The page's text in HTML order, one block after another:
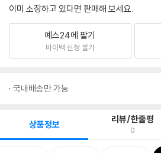
이미 소장하고 있다면 판매해 보세요.
예스24에 팔기
바이백 신청 불가
국내배송만 가능
상품정보 리뷰/한줄평
0